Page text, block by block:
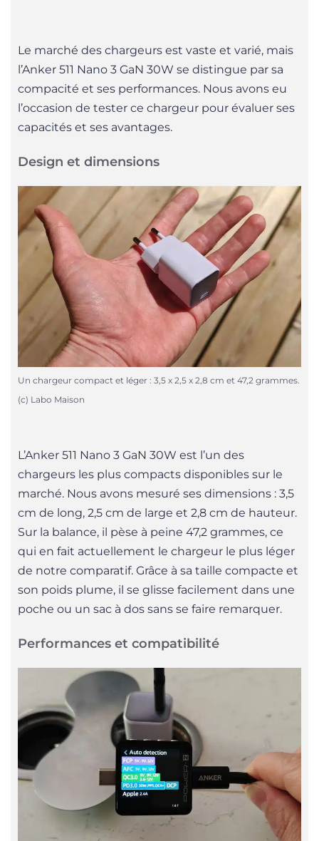
Le marché des chargeurs est vaste et varié, mais
l’Anker 511 Nano 3 GaN 30W se distingue par sa
compacité et ses performances. Nous avons eu
l’occasion de tester ce chargeur pour évaluer ses
capacités et ses avantages.
Design et dimensions
Un chargeur compact et léger : 3,5 x 2,5 x 2,8 cm et 47,2 grammes.
(c) Labo Maison
L’Anker 511 Nano 3 GaN 30W est l’un des
chargeurs les plus compacts disponibles sur le
marché. Nous avons mesuré ses dimensions : 3,5
cm de long, 2,5 cm de large et 2,8 cm de hauteur.
Sur la balance, il pèse à peine 47,2 grammes, ce
qui en fait actuellement le chargeur le plus léger
de notre comparatif. Grâce à sa taille compacte et
son poids plume, il se glisse facilement dans une
poche ou un sac à dos sans se faire remarquer.
Performances et compatibilité